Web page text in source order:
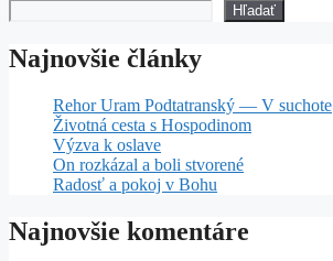
Hľadať
Najnovšie články
Rehor Uram Podtatranský — V suchote
Životná cesta s Hospodinom
Výzva k oslave
On rozkázal a boli stvorené
Radosť a pokoj v Bohu
Najnovšie komentáre